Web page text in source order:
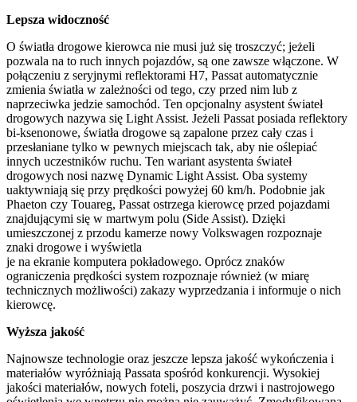
Lepsza widoczność
O światła drogowe kierowca nie musi już się troszczyć; jeżeli
pozwala na to ruch innych pojazdów, są one zawsze włączone. W
połączeniu z seryjnymi reflektorami H7, Passat automatycznie
zmienia światła w zależności od tego, czy przed nim lub z
naprzeciwka jedzie samochód. Ten opcjonalny asystent świateł
drogowych nazywa się Light Assist. Jeżeli Passat posiada reflektory
bi-ksenonowe, światła drogowe są zapalone przez cały czas i
przesłaniane tylko w pewnych miejscach tak, aby nie oślepiać
innych uczestników ruchu. Ten wariant asystenta świateł
drogowych nosi nazwę Dynamic Light Assist. Oba systemy
uaktywniają się przy prędkości powyżej 60 km/h. Podobnie jak
Phaeton czy Touareg, Passat ostrzega kierowcę przed pojazdami
znajdującymi się w martwym polu (Side Assist). Dzięki
umieszczonej z przodu kamerze nowy Volkswagen rozpoznaje
znaki drogowe i wyświetla
je na ekranie komputera pokładowego. Oprócz znaków
ograniczenia prędkości system rozpoznaje również (w miarę
technicznych możliwości) zakazy wyprzedzania i informuje o nich
kierowcę.
Wyższa jakość
Najnowsze technologie oraz jeszcze lepsza jakość wykończenia i
materiałów wyróżniają Passata spośród konkurencji. Wysokiej
jakości materiałów, nowych foteli, poszycia drzwi i nastrojowego